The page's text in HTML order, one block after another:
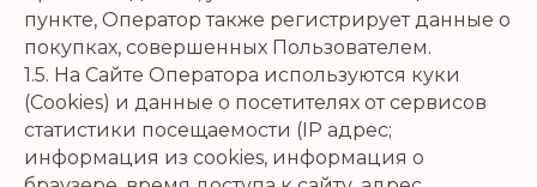
пункте, Оператор также регистрирует данные о
покупках, совершенных Пользователем.
1.5. На Сайте Оператора используются куки
(Cookies) и данные о посетителях от сервисов
статистики посещаемости (IP адрес;
информация из cookies, информация о